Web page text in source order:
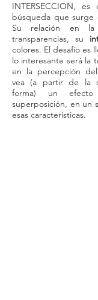
INTERSECCION,
búsqueda que
Su relación en la
transparencias, su
colores. El desafío es
lo interesante será la
en la percepción
vea (a partir de la
forma) un efecto
superposición, en un
esas características.